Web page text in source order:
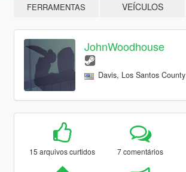
FERRAMENTAS VEÍCULOS
JohnWoodhouse
Davis, Los Santos County
15 arquivos curtidos 7 comentários